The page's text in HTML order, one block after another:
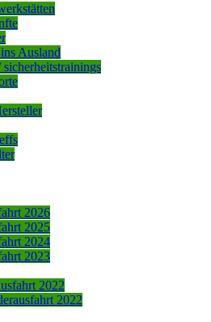
Ausland
2026
2025
2024
2023
2022
2022